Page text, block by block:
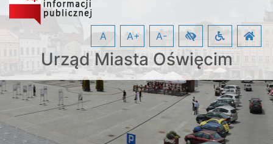
Urząd Miasta Oświęcim
A A+ A-